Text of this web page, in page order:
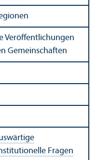
Veröffentlichungen
Gemeinschaften
Fragen